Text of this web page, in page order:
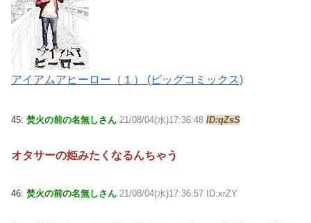
アイアムアヒーロー（１） (ビッグコミックス)
45: 焚火の前の名無しさん 21/08/04(水)17:36:48 ID:qZsS
オタサーの姫みたくなるんちゃう
46: 焚火の前の名無しさん 21/08/04(水)17:36:57 ID:xrZY